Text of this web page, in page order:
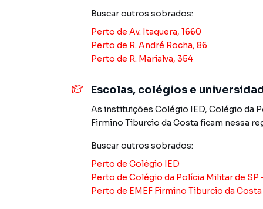
São Paulo. A Avenida Águia de Haia e a
Condições comerciais: R$ 799.000, aceita
uso do FGTS como entrada e estuda
apartamento ou sobrado menor na Zona
Se você procura sobrado 3 quartos na Vila
agende sua visita.
Sobrado para Venda em região valorizada do
Buscar outros sobrados:
Perto de Av. Itaquera, 1660
Perto de R. André Rocha, 86
Perto de R. Marialva, 354
Escolas, colégios e
As instituições Colégio IED, Colégio da
Firmino Tiburcio da Costa ficam nessa
Buscar outros sobrados:
Perto de Colégio IED
Perto de Colégio da Polícia Militar de SP
Perto de EMEF Firmino Tiburcio da Costa